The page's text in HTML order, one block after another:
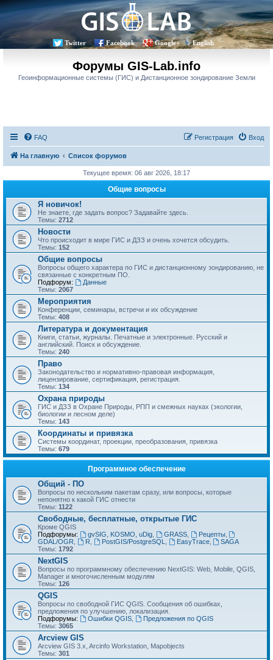
Twitter Facebook Google+ English
Форумы GIS-Lab.info
Геоинформационные системы (ГИС) и Дистанционное зондирование Земли
FAQ Вход
Регистрация
На главную Список форумов
Текущее время: 06 авг 2026, 18:17
Общие вопросы
Я новичок!
Не знаете, где задать вопрос? Задавайте здесь.
Темы: 2712
Новости
Что происходит в мире ГИС и ДЗЗ и очень хочется обсудить.
Темы: 152
Общие вопросы
Вопросы общего характера по ГИС и дистанционному зондированию, не
связанные с конкретным ПО.
Подфорум:
Данные
Темы: 2067
Мероприятия
Конференции, семинары, встречи и их обсуждение
Темы: 408
Литература и документация
Книги, статьи, журналы. Печатные и электронные. Русский и
английский. Поиск и обсуждение.
Темы: 240
Право
Законодательство и нормативно-правовая информация,
лицензирование, сертификация, регистрация.
Темы: 134
Охрана природы
ГИС и ДЗЗ в Охране Природы, РПП и смежных науках (экологии,
биологии и лесном деле)
Темы: 143
Координаты и привязка
Системы координат, проекции, преобразования, привязка
Темы: 679
Программное обеспечение
Общий - ПО
Вопросы по нескольким пакетам сразу, или вопросы, которые
непонятно к какой ГИС отнести
Темы: 1122
Свободные, бесплатные, открытые ГИС
Кроме QGIS
Подфорумы:
gvSIG, KOSMO, uDig, GRASS, Рецепты,
GDAL/OGR
R PostGIS/PostgreSQL EasyTrace,
SAGA
Темы: 1792
NextGIS
Вопросы по программному обеспечению NextGIS: Web, Mobile, QGIS,
Manager и многочисленным модулям
Темы: 126
QGIS
Вопросы по свободной ГИС QGIS. Сообщения об ошибках,
предложения по улучшению, локализация.
Подфорумы:
Ошибки QGIS,
Предложения по QGIS
Темы: 3065
Arcview GIS
Arcview GIS 3.x, Arcinfo Workstation, Mapobjects
Темы: 301